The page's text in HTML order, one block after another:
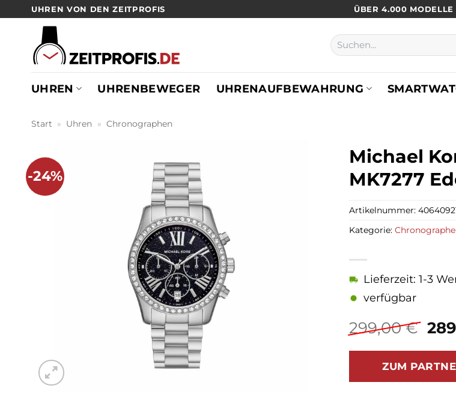
springen
UHREN VON DEN ZEITPROFIS ÜBER 4.000 MODELLE
Suchen
nach:
UHREN UHRENBEWEGER UHRENAUFBEWAHRUNG
Start » Uhren » Chronographen
-24%
Michael
MK7277
299,00€
Lieferzeit: 1-3
verfügbar
ZUM
Artikelnummer:
Kategorie: